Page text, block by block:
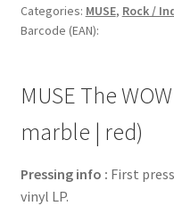
Vinyl
LP
|
quantity
Categories: MUSE, Rock /
Barcode (EAN):
MUSE The
marble | red)
Pressing info : First
vinyl LP.